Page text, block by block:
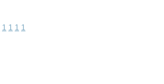
1 1 1 1